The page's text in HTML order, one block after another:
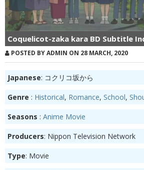
Coquelicot-zaka kara BD Subtitle
POSTED BY ADMIN ON 28 MARCH, 2020
Japanese: コクリコ坂から
Genre : Historical, Romance, School,
Seasons : Anime Movie
Producers: Nippon Television Network
Type: Movie